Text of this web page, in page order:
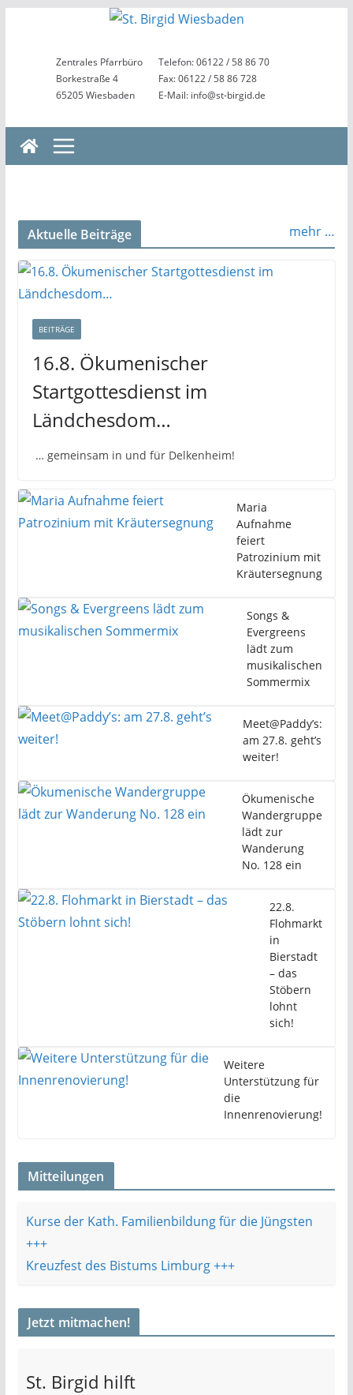
springenZentrales Pfarrbüro
Borkestraße 4
65205 Wiesbaden
Telefon: 06122 / 58 86 70
Fax: 06122 / 58 86 728
E-Mail: info@st-birgid.de
Aktuelle Beiträge mehr …
BEITRÄGE
16.8. Ökumenischer
Startgottesdienst im
Ländchesdom…
… gemeinsam in und für Delkenheim!
Maria
Aufnahme
feiert
Patrozinium mit
Kräutersegnung
Songs &
Evergreens
lädt zum
musikalischen
Sommermix
Meet@Paddy’s:
am 27.8. geht’s
weiter!
Ökumenische
Wandergruppe
lädt zur
Wanderung
No. 128 ein
22.8.
Flohmarkt
in
Bierstadt
– das
Stöbern
lohnt
sich!
Weitere
Unterstützung für
die
Innenrenovierung!
Mitteilungen
Kurse der Kath. Familienbildung für die Jüngsten
Kreuzfest des Bistums Limburg
Jetzt mitmachen!
St. Birgid hilft